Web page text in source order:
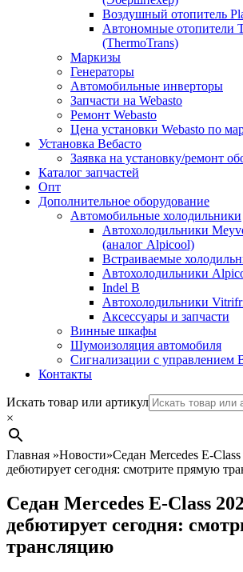
Воздушный отопитель
Автономные отопители
(ThermoTrans)
Маркизы
Генераторы
Автомобильные инверторы
Запчасти на Webasto
Ремонт Webasto
Цена установки Webasto по
Установка Вебасто
Заявка на установку/ремонт
Каталог запчастей
Опт
Дополнительное оборудование
Автомобильные холодильники
Автохолодильники
(аналог Alpicool)
Встраиваемые
Автохолодильники
Indel B
Автохолодильники
Аксессуары и запчасти
Винные шкафы
Шумоизоляция автомобиля
Сигнализации с управлением
Контакты
Search
Искать товар или артикул
×
Главная »Новости»Седан Mercedes E-
дебютирует сегодня: смотрите прямую
Седан Mercedes E-Class
дебютирует сегодня:
трансляцию